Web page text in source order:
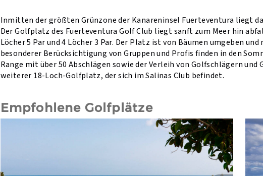
Inmitten der größten Grünzone der Kanareninsel Fuerteventura liegt
Der Golfplatz des Fuerteventura Golf Club liegt sanft zum Meer hin
Löcher 5 Par und 4 Löcher 3 Par. Der Platz ist von Bäumen umgeben
besonderer Berücksichtigung von Gruppen und Profis finden in den
Range mit über 50 Abschlägen sowie der Verleih von Golfschlägern
weiterer 18-Loch-Golfplatz, der sich im Salinas Club befindet.
Empfohlene Golfplätze